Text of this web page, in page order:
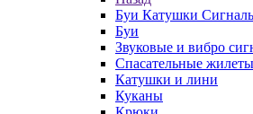
Буи Катушки
Буи
Звуковые и вибро
Спасательные жилеты
Катушки и лини
Куканы